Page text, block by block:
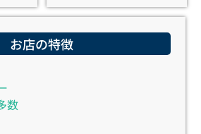
お店の特徴
数